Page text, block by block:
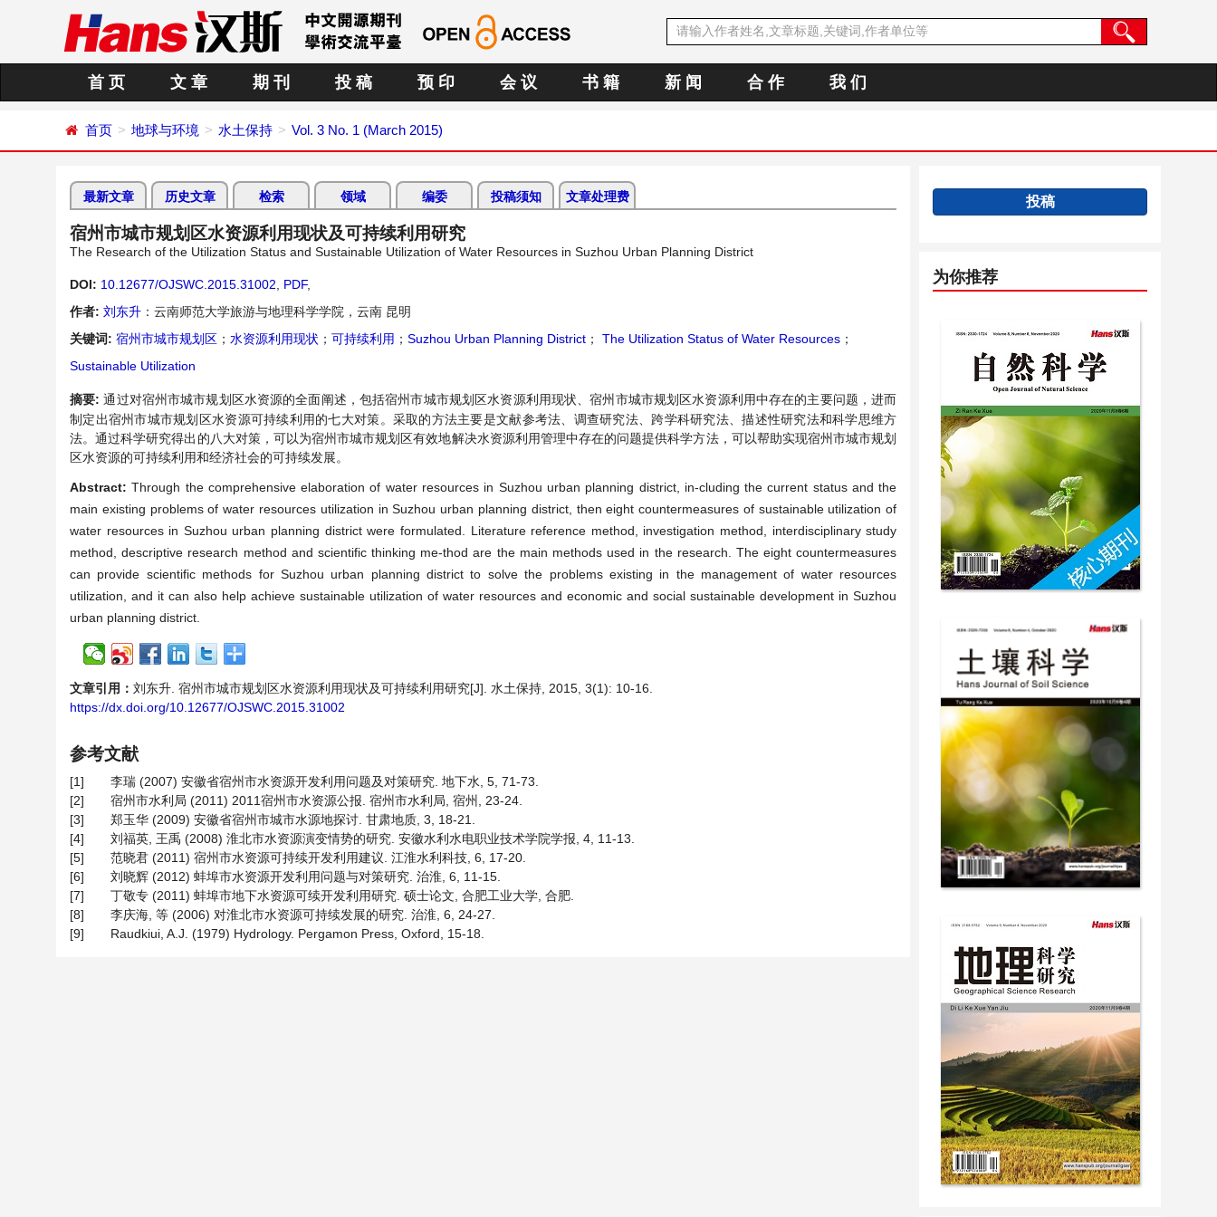
首 页 文 章 期 刊 投 稿 预 印 会 议 书 籍 新 闻 合 作 我 们
首页 地球与环境 水土保持 Vol. 3 No. 1 (March 2015)
最新文章 历史文章 检索 领域 编委 投稿须知 文章处理费
宿州市城市规划区水资源利用现状及可持续利用研究
The Research of the Utilization Status and Sustainable Utilization of Water Resources in Suzhou Urban Planning District
DOI: 10.12677/OJSWC.2015.31002 PDF,
作者: 刘东升 ：云南师范大学旅游与地理科学学院，云南 昆明
关键词: 宿州市城市规划区 ； 水资源利用现状 ； 可持续利用 ； Suzhou Urban Planning District ； The Utilization Status of Water Resources ；
Sustainable Utilization
摘要:通过对宿州市城市规划区水资源的全面阐述，包括宿州市城市规划区水资源利用现状、宿州市城市规划区水资源利用中存在的主要问题，进而
制定出宿州市城市规划区水资源可持续利用的七大对策。采取的方法主要是文献参考法、调查研究法、跨学科研究法、描述性研究法和科学思维方
法。通过科学研究得出的八大对策，可以为宿州市城市规划区有效地解决水资源利用管理中存在的问题提供科学方法，可以帮助实现宿州市城市规划
区水资源的可持续利用和经济社会的可持续发展。
Abstract:Through the comprehensive elaboration of water resources in Suzhou urban planning district, in-cluding the current status and the
main existing problems of water resources utilization in Suzhou urban planning district, then eight countermeasures of sustainable utilization of
water resources in Suzhou urban planning district were formulated. Literature reference method, investigation method, interdisciplinary study
method, descriptive research method and scientific thinking me-thod are the main methods used in the research. The eight countermeasures
can provide scientific methods for Suzhou urban planning district to solve the problems existing in the management of water resources
utilization, and it can also help achieve sustainable utilization of water resources and economic and social sustainable development in Suzhou
urban planning district.
文章引用： 刘东升. 宿州市城市规划区水资源利用现状及可持续利用研究[J]. 水土保持, 2015, 3(1): 10-16.
https://dx.doi.org/10.12677/OJSWC.2015.31002
参考文献
[1]
李瑞 (2007) 安徽省宿州市水资源开发利用问题及对策研究. 地下水, 5, 71-73.
[2]
宿州市水利局 (2011) 2011宿州市水资源公报. 宿州市水利局, 宿州, 23-24.
[3]
郑玉华 (2009) 安徽省宿州市城市水源地探讨. 甘肃地质, 3, 18-21.
[4]
刘福英, 王禹 (2008) 淮北市水资源演变情势的研究. 安徽水利水电职业技术学院学报, 4, 11-13.
[5]
范晓君 (2011) 宿州市水资源可持续开发利用建议. 江淮水利科技, 6, 17-20.
[6]
刘晓辉 (2012) 蚌埠市水资源开发利用问题与对策研究. 治淮, 6, 11-15.
[7]
丁敬专 (2011) 蚌埠市地下水资源可续开发利用研究. 硕士论文, 合肥工业大学, 合肥.
[8]
李庆海, 等 (2006) 对淮北市水资源可持续发展的研究. 治淮, 6, 24-27.
[9]
Raudkiui, A.J. (1979) Hydrology. Pergamon Press, Oxford, 15-18.
投稿
为你推荐